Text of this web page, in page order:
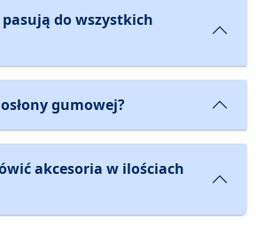
do wszystkich
gumowej?
akcesoria w ilościach